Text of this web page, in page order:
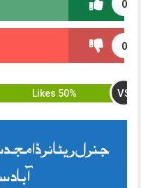
0
0
50% Likes VS
جنرل ریٹائرڈ
آباد